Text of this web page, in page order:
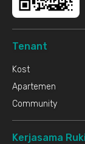
Tenant
Kost
Apartemen
Community
Kerjasama